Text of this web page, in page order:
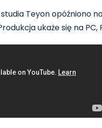
Teyon opóźniono
ukaże się na PC,